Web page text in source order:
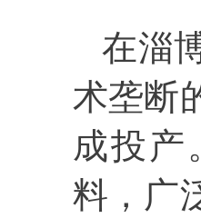
在淄
术垄断
成投产
料，广